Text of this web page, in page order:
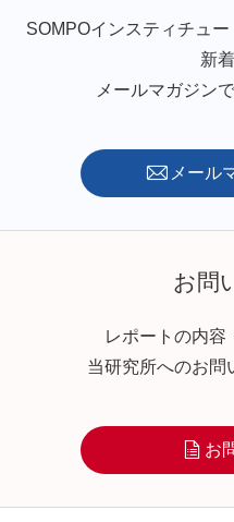
SOMPOインスティチュ
新
メールマガジン
メール
お問
レポートの内容
当研究所へのお問
お